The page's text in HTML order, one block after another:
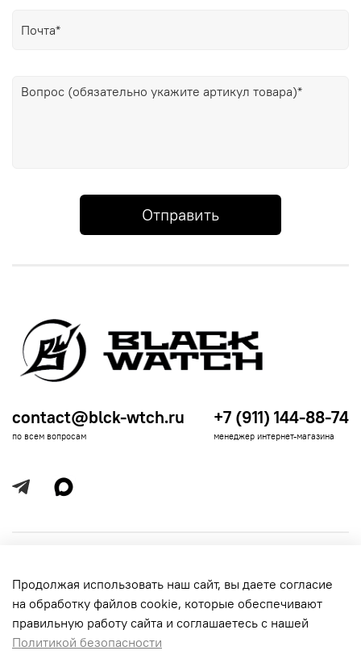
Отправить
Информация для покупателей
contact@blck-wtch.ru
по всем вопросам
+7 (911) 144-88-74
менеджер интернет-магазина
Продолжая использовать наш сайт, вы даете согласие
на обработку файлов cookie, которые обеспечивают
правильную работу сайта и соглашаетесь с нашей
Политикой безопасности
обработки